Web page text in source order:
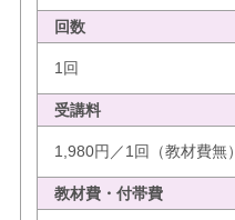
回数
1回
受講料
1,980円／1回（教材費無）
教材費・付帯費